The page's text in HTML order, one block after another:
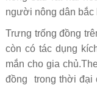
người nông dân bắc
Trưng trống đồng
còn có tác dụng
mắn cho gia
đồng trong thời đại